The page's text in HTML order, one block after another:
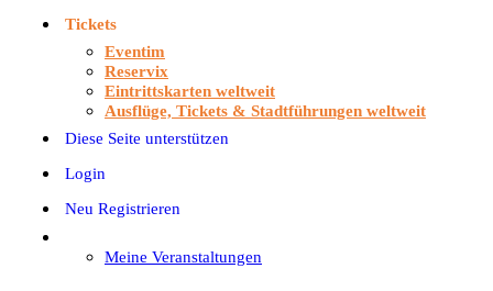
Tickets
Eventim
Reservix
Eintrittskarten weltweit
Ausflüge, Tickets & Stadtführungen weltweit
Diese Seite unterstützen
Login
Neu Registrieren
Meine Veranstaltungen